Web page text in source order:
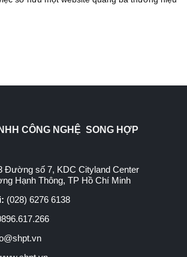
CÔNG NGHỆ SONG HỢP
Đường số 7, KDC Cityland Center
Hạnh Thông, TP Hồ Chí Minh
(028) 6276 6138